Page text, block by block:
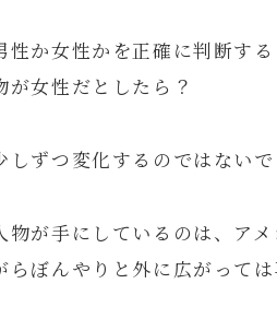
か女性かを正確に判断す
女性だとしたら？
ずつ変化するのではないで
が手にしているのは、ア
ぼんやりと外に広がって